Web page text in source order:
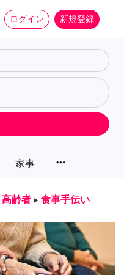
ログイン 新規登録
家事 more_horiz
高齢者 ▸ 食事手伝い